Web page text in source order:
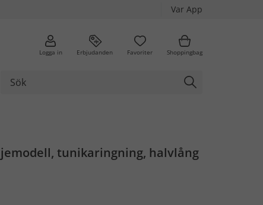
Var App
Logga in Erbjudanden Favoriter Shoppingbag
tunikaringning, halvlång